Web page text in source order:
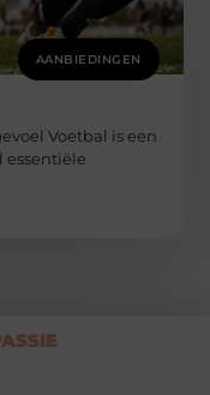
AANBIEDINGEN
Voetbal is een
essentiële